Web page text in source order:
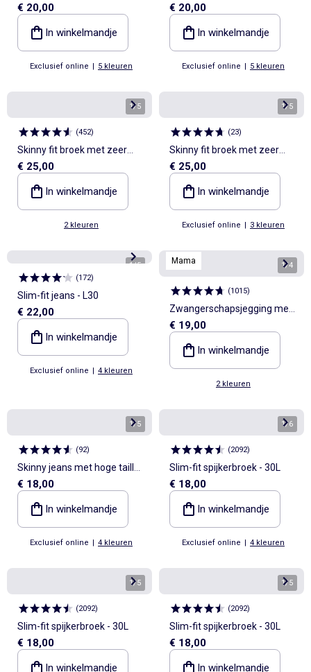
hoge taille - L34
€ 20,00
In winkelmandje
Exclusief online | 5 kleuren
hoge taille - L32
€ 20,00
In winkelmandje
Exclusief online | 5 kleuren
1/5
(452)
Skinny fit broek met zeer
hoge taille - L30
€ 25,00
In winkelmandje
2 kleuren
1/5
(23)
Skinny fit broek met zeer
hoge taille - L28
€ 25,00
In winkelmandje
Exclusief online | 3 kleuren
1/5
(172)
Slim-fit jeans - L30
€ 22,00
In winkelmandje
Exclusief online | 4 kleuren
Mama 1/4
(1015)
Zwangerschapsjegging met
band
€ 19,00
In winkelmandje
2 kleuren
1/5
(92)
Skinny jeans met hoge taille -
L30
€ 18,00
In winkelmandje
Exclusief online | 4 kleuren
1/6
(2092)
Slim-fit spijkerbroek - 30L
€ 18,00
In winkelmandje
Exclusief online | 4 kleuren
1/5
(2092)
Slim-fit spijkerbroek - 30L
€ 18,00
In winkelmandje
1/5
(2092)
Slim-fit spijkerbroek - 30L
€ 18,00
In winkelmandje